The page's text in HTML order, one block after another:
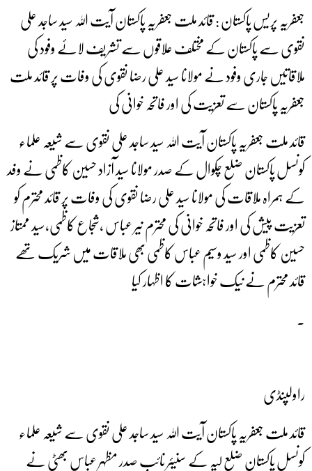
جعفریہ پریس پاکستان : قائد ملت جعفریہ پاکستان آیت اللہ سید ساجد علی
نقوی سے پاکستان کے مختلف علاقوں سے تشریف لائے وفود کی
ملاقاتیں جاری وفود نے مولانا سید علی رضا نقوی کی وفات پر قائد ملت
جعفریہ پاکستان سے تعزیت کی اور فاتحہ خوانی کی
قائد ملت جعفریہ پاکستان آیت اللہ سید ساجد علی نقوی سے شیعہ علماء
کونسل پاکستان ضلع چکوال کے صدر مولانا سید آزاد حسین کاظمی نے وفد
کے ہمراہ ملاقات کی مولانا سید علی رضا نقوی کی وفات پر قائد محترم کو
تعزیت پیش کی اور فاتحہ خوانی کی محترم نیر عباس ،شجاع کاظمی،سید ممتاز
حسین کاظمی اور سید وسیم عباس کاظمی بھی ملاقات میں شریک تھے
قائد محترم نے نیک خواہشات کا اظہار کیا
۔
راولپنڈی
قائد ملت جعفریہ پاکستان آیت اللہ سید ساجد علی نقوی سے شیعہ علماء
کونسل پاکستان ضلع لیہ کے سنیئر نائب صدر مظہر عباس بھٹی نے